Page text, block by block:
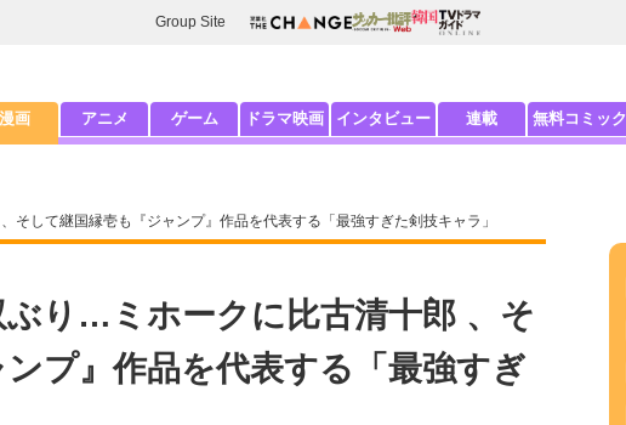
Group Site
漫画 アニメ ゲーム ドラマ映画 インタビュー 連載 無料コミック
して継国縁壱も『ジャンプ』作品を代表する「最強すぎた剣技キャラ」
り…ミホークに比古清十郎 、そ
プ』作品を代表する「最強すぎ